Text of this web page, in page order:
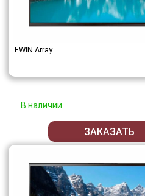
EWIN Array
В наличии
ЗАКАЗАТЬ